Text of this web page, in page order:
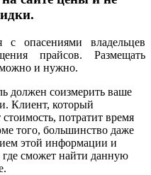
опасениями владельцев
прайсов. Размещать
и нужно.
должен соизмерить ваше
Клиент, который
потратит время
того, большинство даже
этой информации и
где сможет найти данную